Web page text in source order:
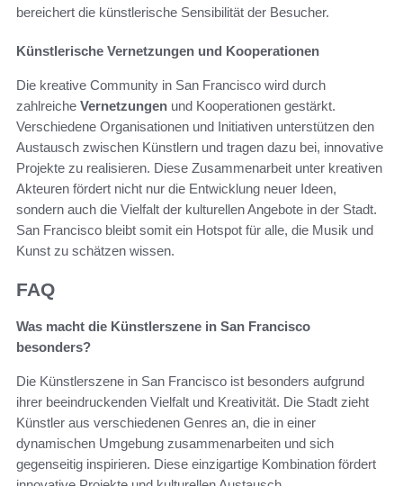
bereichert die künstlerische Sensibilität der Besucher.
Künstlerische Vernetzungen und Kooperationen
Die kreative Community in San Francisco wird durch
zahlreiche Vernetzungen und Kooperationen gestärkt.
Verschiedene Organisationen und Initiativen unterstützen den
Austausch zwischen Künstlern und tragen dazu bei, innovative
Projekte zu realisieren. Diese Zusammenarbeit unter kreativen
Akteuren fördert nicht nur die Entwicklung neuer Ideen,
sondern auch die Vielfalt der kulturellen Angebote in der Stadt.
San Francisco bleibt somit ein Hotspot für alle, die Musik und
Kunst zu schätzen wissen.
FAQ
Was macht die Künstlerszene in San Francisco
besonders?
Die Künstlerszene in San Francisco ist besonders aufgrund
ihrer beeindruckenden Vielfalt und Kreativität. Die Stadt zieht
Künstler aus verschiedenen Genres an, die in einer
dynamischen Umgebung zusammenarbeiten und sich
gegenseitig inspirieren. Diese einzigartige Kombination fördert